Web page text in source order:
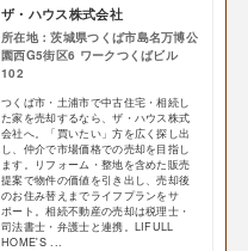
ザ・ハウス株式会社
所在地：茨城県つくば市島名万博公
園西G5街区6 ワークつくばビル
102
つくば市・土浦市で中古住宅・相続し
た家を売却するなら、ザ・ハウス株式
会社へ。「買いたい」方を広く探し出
し、仲介で市場価格での売却を目指し
ます。リフォーム・整地を含めた販売
提案で物件の価値を引き出し、売却後
のお住み替えまでライフプランをサ
ポート。相続不動産の売却は税理士・
司法書士・弁護士と連携。LIFULL
HOME'S ...